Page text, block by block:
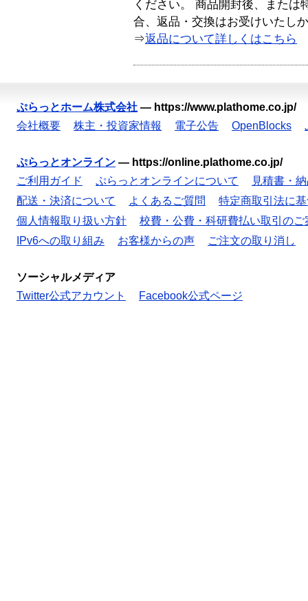
ください。 商品開封後、または
合、返品・交換はお受けいたし
⇒返品について詳しくはこちら
ぷらっとホーム株式会社 — https://www.plathome.co.jp/
会社概要
株主・投資家情報 電子公告 OpenBlocks
ぷらっとオンライン — https://online.plathome.co.jp/
ご利用ガイド
ぷらっとオンラインについて
見積書・
配送・決済について
よくあるご質問
特定商取引法に
個人情報取り扱い方針
校費・公費・科研費払い取引のご
IPv6への取り組み
お客様からの声 ご注文の取り消し
ソーシャルメディア
Twitter公式アカウント
Facebook公式ページ